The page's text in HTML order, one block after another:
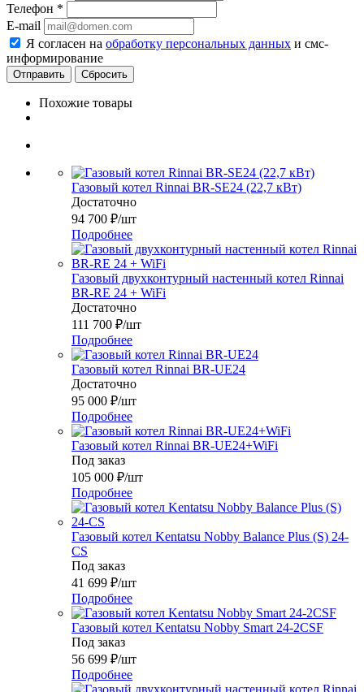
Телефон *
E-mail
Я согласен на обработку персональных данных и смс-
информирование
Сбросить
Похожие товары
Газовый котел Rinnai BR-SE24 (22,7 кВт)
Достаточно
94 700 ₽/шт
Подробнее
Газовый двухконтурный настенный котел Rinnai
BR-RE 24 + WiFi
Достаточно
111 700 ₽/шт
Подробнее
Газовый котел Rinnai BR-UE24
Достаточно
95 000 ₽/шт
Подробнее
Газовый котел Rinnai BR-UE24+WiFi
Под заказ
105 000 ₽/шт
Подробнее
Газовый котел Kentatsu Nobby Balance Plus (S) 24-
CS
Под заказ
41 699 ₽/шт
Подробнее
Газовый котел Kentatsu Nobby Smart 24-2CSF
Под заказ
56 699 ₽/шт
Подробнее